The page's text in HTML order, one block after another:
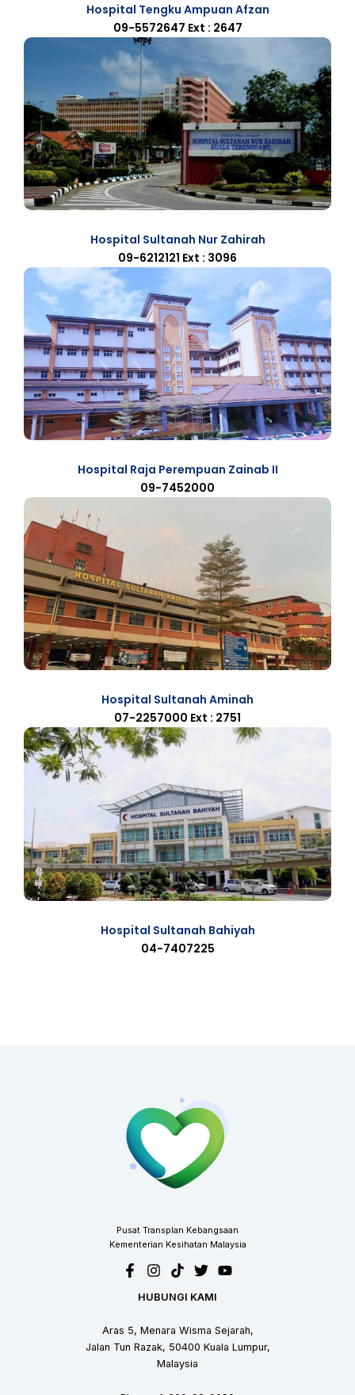
Hospital Tengku Ampuan Afzan
09-5572647 Ext : 2647
Hospital Sultanah Nur Zahirah
09-6212121 Ext : 3096
Hospital Raja Perempuan Zainab II
09-7452000
Hospital Sultanah Aminah
07-2257000 Ext : 2751
Hospital Sultanah Bahiyah
04-7407225
Pusat Transplan Kebangsaan
Kementerian Kesihatan Malaysia
HUBUNGI KAMI
Aras 5, Menara Wisma Sejarah,
Jalan Tun Razak, 50400 Kuala Lumpur,
Malaysia